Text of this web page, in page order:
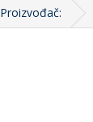
Proizvođač: